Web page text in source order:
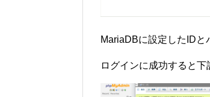
MariaDBに設定したIDと
ログインに成功すると下